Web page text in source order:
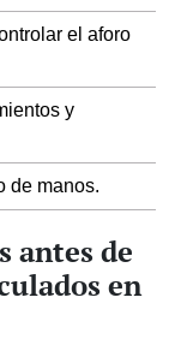
el aforo
y
de manos.
antes de
en